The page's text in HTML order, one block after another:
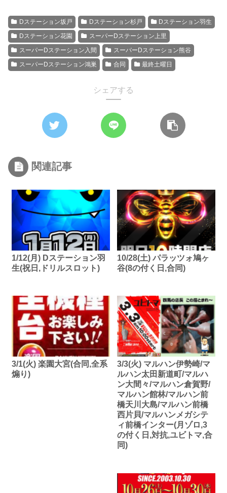
Dステーション坂戸 Dステーション杉戸
Dステーション羽生
Dステーション花園
スーパーDステーション上里
スーパーDステーション入間
スーパーDステーション熊谷
スーパーDステーション鴻巣
合同 最終土曜日
シェアする
関連記事
1/12(月) Dステーション羽
生(祝日,ドリルスロット)
10/28(土) パラッツォ鳩ヶ
谷(8の付く日,合同)
3/1(火) 楽園大宮(合同,全系
煽り)
3/3(火) マルハン伊勢崎/マ
ルハン太田新道町/マルハ
ン大間々/マルハン倉賀野/
マルハン館林/マルハン前
橋天川大島/マルハン前橋
西片貝/マルハンメガシテ
ィ前橋インター(月ゾロ,3
の付く日,対抗,ユビトマ,合
同)